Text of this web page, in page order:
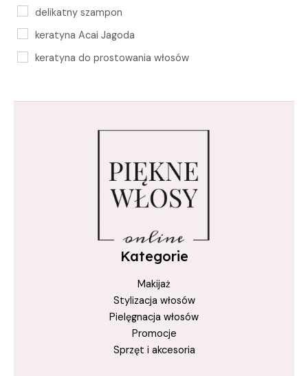
delikatny szampon
keratyna Acai Jagoda
keratyna do prostowania włosów
naturalne nawilżenie włosów
nawilżająca odżywka
odżywka bez parabenów i sulfatów
odżywka do codziennego użytku
odżywka regenerująca
odżywka z aloesem
pielęgnacja bez parabenów
pielęgnacja włosów
pielęgnacja włosów farbowanych
prostowanie keratynowe
Kategorie
Makijaż
Stylizacja włosów
Pielęgnacja włosów
Promocje
Sprzęt i akcesoria